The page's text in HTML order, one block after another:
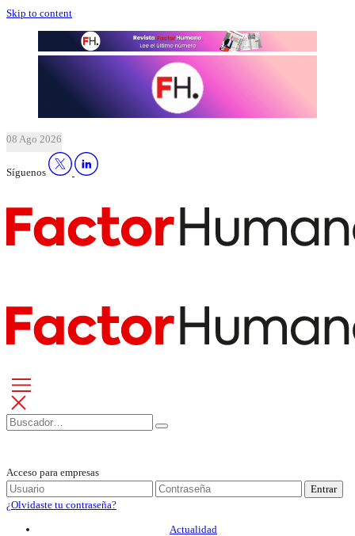
Skip to content
08 Ago 2026
Síguenos
Acceso para empresas
Entrar
¿Olvidaste tu contraseña?
Actualidad